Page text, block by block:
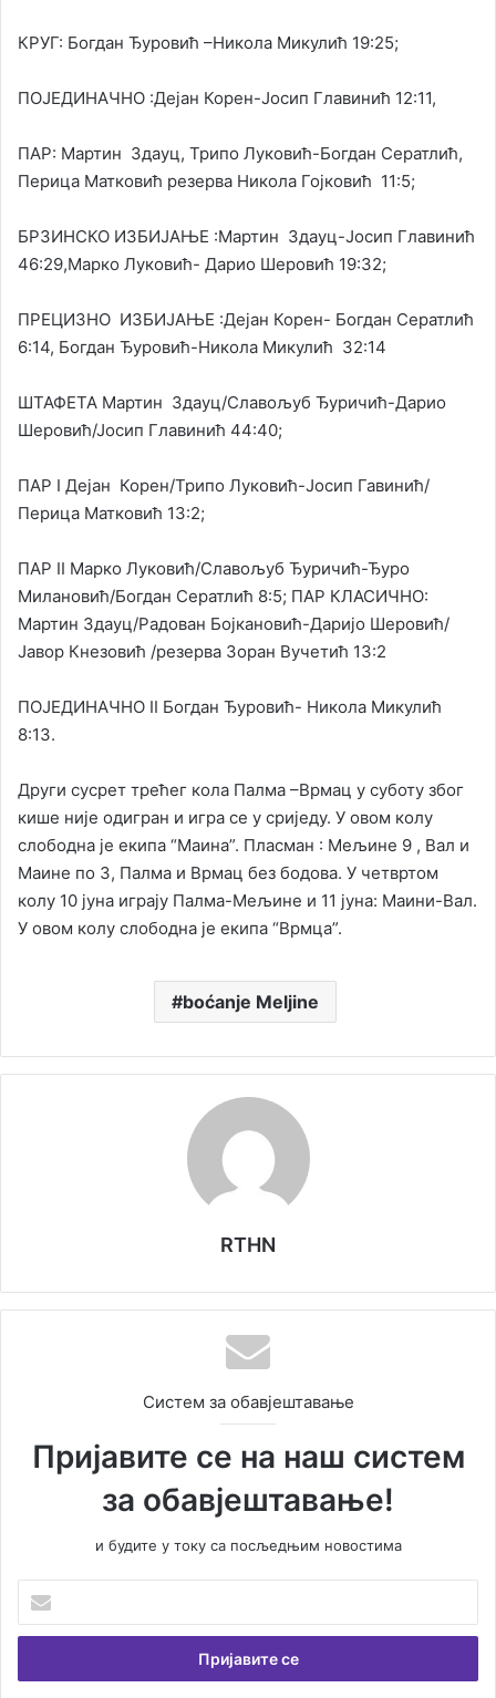
КРУГ: Богдан Ђуровић –Никола Микулић 19:25;
ПОЈЕДИНАЧНО :Дејан Корен-Јосип Главинић 12:11,
ПАР: Мартин Здауц, Трипо Луковић-Богдан Сератлић,
Перица Матковић резерва Никола Гојковић 11:5;
БРЗИНСКО ИЗБИЈАЊЕ :Мартин Здауц-Јосип Главинић
46:29,Марко Луковић- Дарио Шеровић 19:32;
ПРЕЦИЗНО ИЗБИЈАЊЕ :Дејан Корен- Богдан Сератлић
6:14, Богдан Ђуровић-Никола Микулић 32:14
ШТАФЕТА Мартин Здауц/Славољуб Ђуричић-Дарио
Шеровић/Јосип Главинић 44:40;
ПАР I Дејан Корен/Трипо Луковић-Јосип Гавинић/
Перица Матковић 13:2;
ПАР II Марко Луковић/Славољуб Ђуричић-Ђуро
Милановић/Богдан Сератлић 8:5; ПАР КЛАСИЧНО:
Мартин Здауц/Радован Бојкановић-Даријо Шеровић/
Јавор Кнезовић /резерва Зоран Вучетић 13:2
ПОЈЕДИНАЧНО II Богдан Ђуровић- Никола Микулић
8:13.
Други сусрет трећег кола Палма –Врмац у суботу због
кише није одигран и игра се у сриједу. У овом колу
слободна је екипа “Маина”. Пласман : Мељине 9 , Вал и
Маине по 3, Палма и Врмац без бодова. У четвртом
колу 10 јуна играју Палма-Мељине и 11 јуна: Маини-Вал.
У овом колу слободна је екипа “Врмца”.
boćanje Meljine
RTHN
Систем за обавјештавање
Пријавите се на наш систем
за обавјештавање!
и будите у току са посљедњим новостима
Вашу
емаил